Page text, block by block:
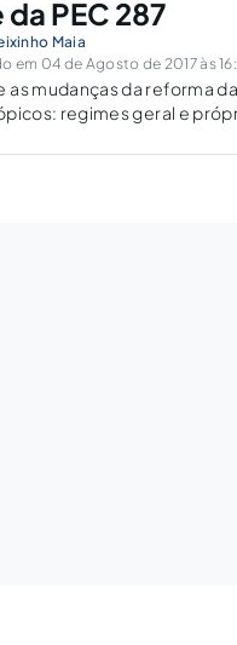
PEC 287
Maia
em 04 de Agosto de 2017 às
as mudanças da reforma
regimes geral e